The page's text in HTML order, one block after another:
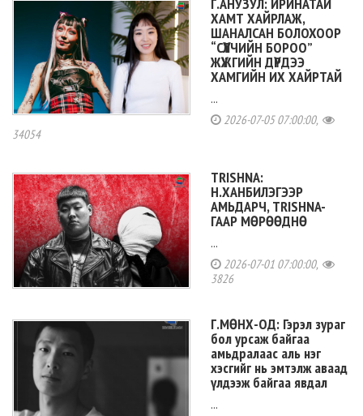
ХАМТ ХАЙРЛАЖ,
ШАНАЛСАН БОЛОХООР
“СҮҮЛЧИЙН БОРОО”
ЖҮЖГИЙН ДҮРДЭЭ
ХАМГИЙН ИХ ХАЙРТАЙ
...
2026-07-05 07:00:00,
34054
TRISHNA:
Н.ХАНБИЛЭГЭЭР
АМЬДАРЧ, TRISHNA-
ГААР МӨРӨӨДНӨ
...
2026-07-01 07:00:00,
3826
Г.МӨНХ-ОД: Гэрэл зураг
бол урсаж байгаа
амьдралаас аль нэг
хэсгийг нь эмтэлж аваад
үлдээж байгаа явдал
...